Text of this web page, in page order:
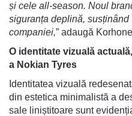
și cele all-season. Noul
siguranța deplină, susținând
companiei,” adaugă
O identitate vizuală
a Nokian Tyres
Identitatea vizuală
din estetica minimalistă a
sale liniștitoare sunt